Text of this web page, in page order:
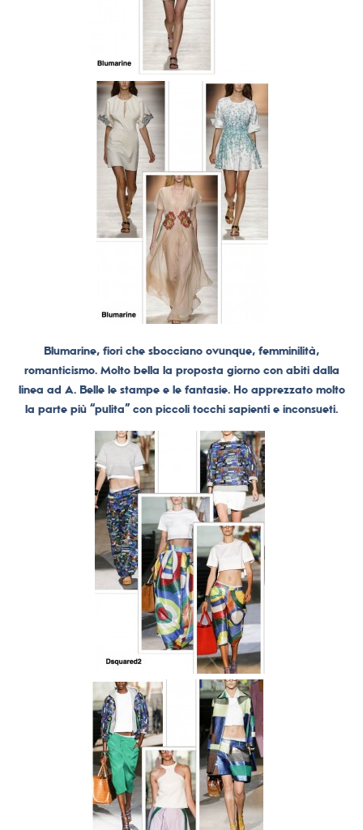
Blumarine, fiori che sbocciano ovunque, femminilità,
romanticismo. Molto bella la proposta giorno con abiti dalla
linea ad A. Belle le stampe e le fantasie. Ho apprezzato molto
la parte più “pulita” con piccoli tocchi sapienti e inconsueti.